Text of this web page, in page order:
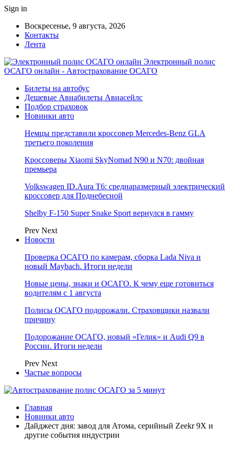
Sign in
Воскресенье, 9 августа, 2026
Контакты
Лента
Электронный полис
ОСАГО онлайн - Автострахование ОСАГО
Билеты на автобус
Дешевые Авиабилеты Авиасейлс
Подбор страховок
Новинки авто
Немцы представили кроссовер Mercedes-Benz GLA
третьего поколения
Кроссоверы Xiaomi SkyNomad N90 и N70: двойная
премьера
Volkswagen ID.Aura T6: среднаразмерный электрический
кроссовер для Поднебесной
Shelby F-150 Super Snake Sport вернулся в гамму
Prev Next
Новости
Проверка ОСАГО по камерам, сборка Lada Niva и
новый Maybach. Итоги недели
Новые цены, знаки и ОСАГО. К чему еще готовиться
водителям с 1 августа
Полисы ОСАГО подорожали. Страховщики назвали
причину
Подорожание ОСАГО, новый «Гелик» и Audi Q9 в
России. Итоги недели
Prev Next
Частые вопросы
Главная
Новинки авто
Дайджест дня: завод для Атома, серийный Zeekr 9X и
другие события индустрии